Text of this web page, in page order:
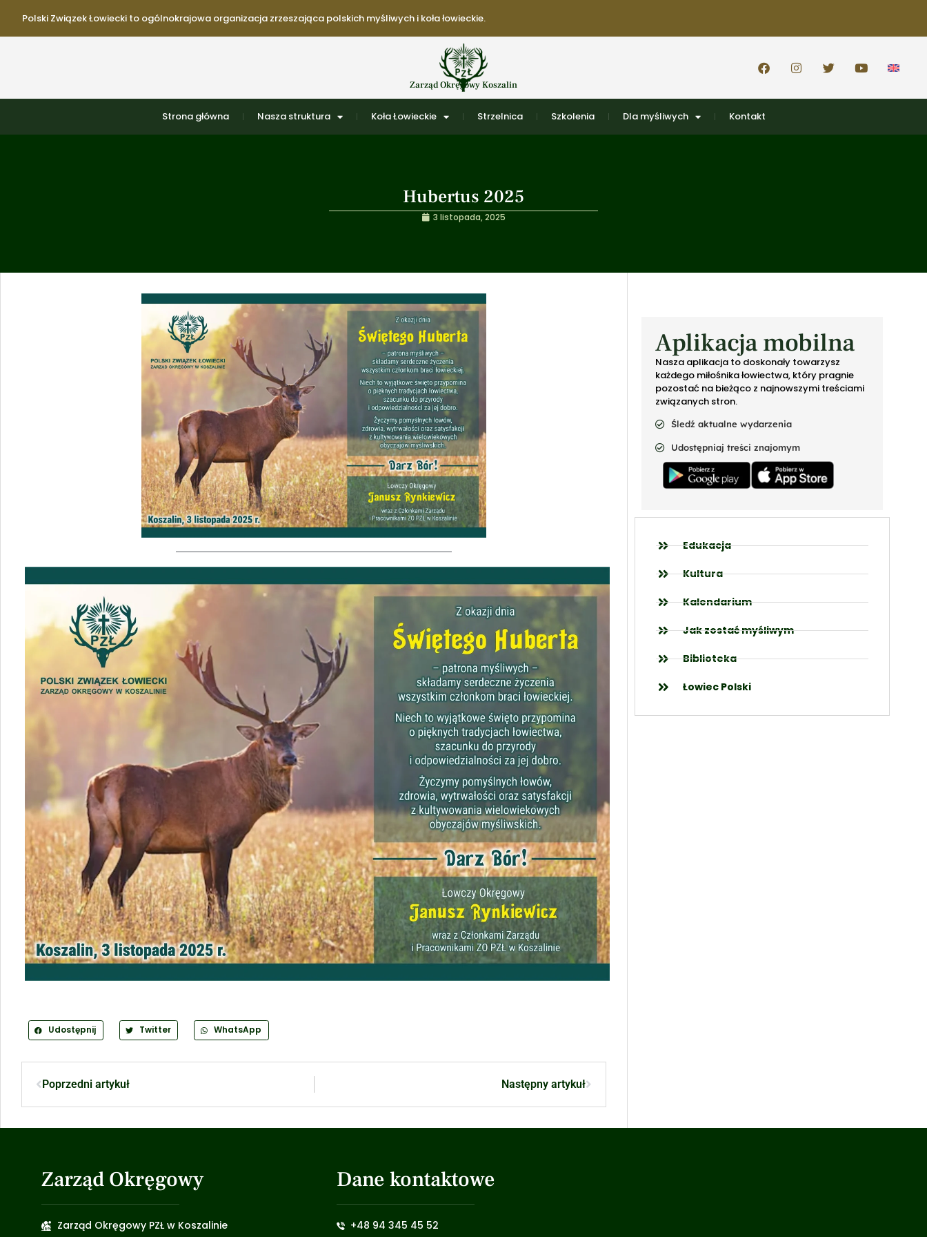
Polski Związek Łowiecki to ogólnokrajowa organizacja zrzeszająca polskich myśliwych i koła łowieckie.
Zarząd Okręgowy Koszalin
Strona główna Nasza struktura Koła Łowieckie Strzelnica Szkolenia Dla myśliwych Kontakt
Hubertus 2025
3 listopada, 2025
Udostępnij Twitter WhatsApp
Poprzedni artykuł Następny artykuł
Aplikacja mobilna
Nasza aplikacja to doskonały towarzysz
każdego miłośnika łowiectwa, który pragnie
pozostać na bieżąco z najnowszymi treściami
związanych stron.
Śledź aktualne wydarzenia
Udostępniaj treści znajomym
Edukacja
Kultura
Kalendarium
Jak zostać myśliwym
Biblioteka
Łowiec Polski
Zarząd Okręgowy
Zarząd Okręgowy PZŁ w Koszalinie
Dane kontaktowe
+48 94 345 45 52